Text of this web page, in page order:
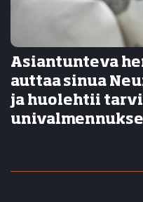
Asiantunteva
auttaa sinua
ja huolehtii